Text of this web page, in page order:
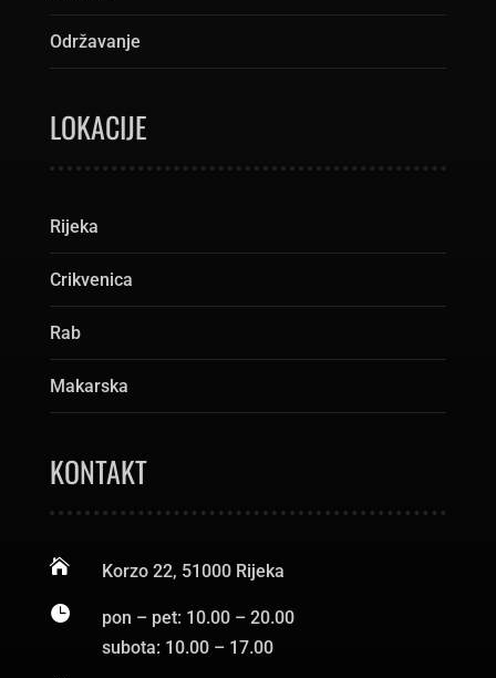
Održavanje
LOKACIJE
Rijeka
Crikvenica
Rab
Makarska
KONTAKT
 Korzo 22, 51000 Rijeka

pon – pet: 10.00 – 20.00
subota: 10.00 – 17.00